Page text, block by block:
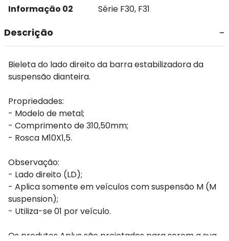
Informação 02
Série F30, F31
Descrição
Bieleta do lado direito da barra estabilizadora da
suspensão dianteira.
Propriedades:
- Modelo de metal;
- Comprimento de 310,50mm;
- Rosca M10X1,5.
Observação:
- Lado direito (LD);
- Aplica somente em veículos com suspensão M (M
suspension);
- Utiliza-se 01 por veículo.
Os produtos Aplus são projetados para serem a sua